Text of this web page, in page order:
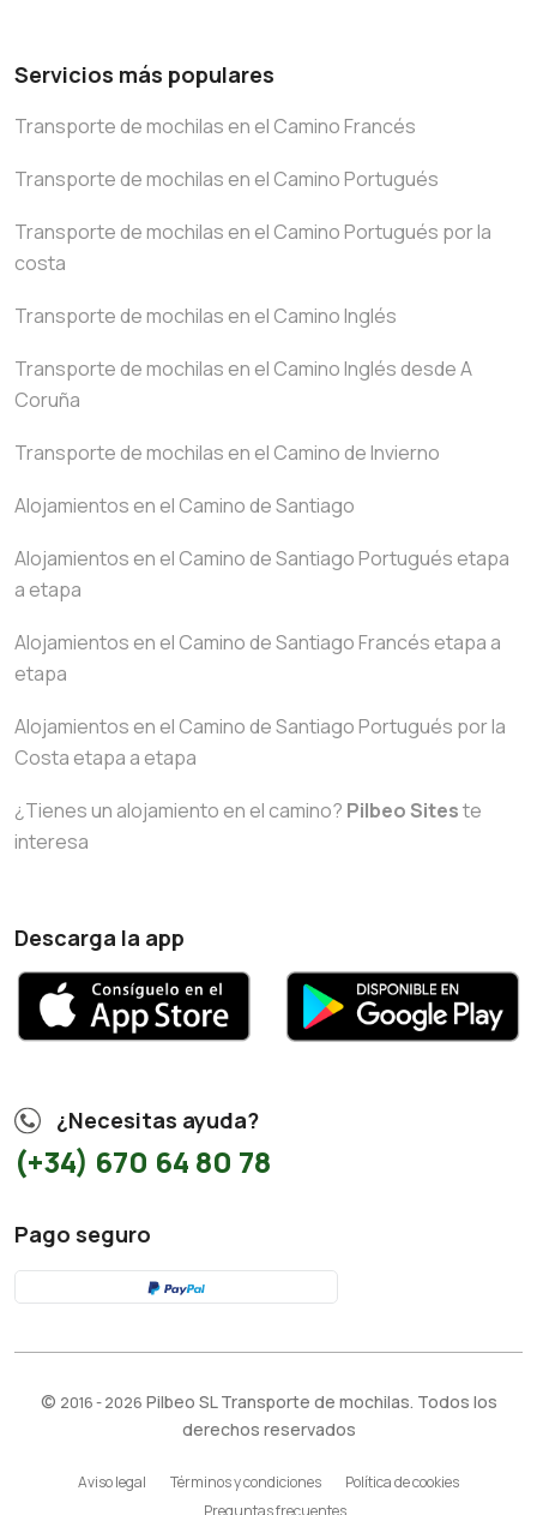
Servicios más populares
Transporte de mochilas en el Camino Francés
Transporte de mochilas en el Camino Portugués
Transporte de mochilas en el Camino Portugués por la
costa
Transporte de mochilas en el Camino Inglés
Transporte de mochilas en el Camino Inglés desde A
Coruña
Transporte de mochilas en el Camino de Invierno
Alojamientos en el Camino de Santiago
Alojamientos en el Camino de Santiago Portugués etapa
a etapa
Alojamientos en el Camino de Santiago Francés etapa a
etapa
Alojamientos en el Camino de Santiago Portugués por la
Costa etapa a etapa
¿Tienes un alojamiento en el camino? Pilbeo Siteste
interesa
Descarga la app
¿Necesitas ayuda?
(+34) 670 64 80 78
Pago seguro
© 2016 - 2026 Pilbeo SL Transporte de mochilas. Todos los
derechos reservados
Aviso legal Términos y condiciones
Política de cookies
Preguntas frecuentes